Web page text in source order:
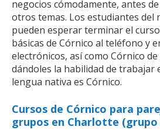
negocios cómodamente, antes
otros temas. Los estudiantes del
pueden esperar terminar el
básicas de Córnico al teléfono y
electrónicos, así como Córnico
dándoles la habilidad de trabajar
lengua nativa es Córnico.
Cursos de Córnico para
grupos en Charlotte